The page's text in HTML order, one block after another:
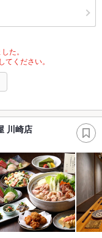
た。
ください。
川崎店